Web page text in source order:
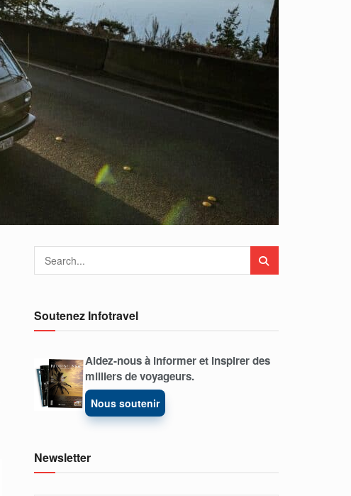
Soutenez Infotravel
Aidez-nous à informer et inspirer des
milliers de voyageurs.
Nous soutenir
Newsletter